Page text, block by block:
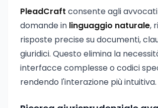
PleadCraft consente agli
domande in linguaggio naturale,
risposte precise su documenti,
giuridici. Questo elimina la
interfacce complesse o codici
rendendo l'interazione più intuitiva.